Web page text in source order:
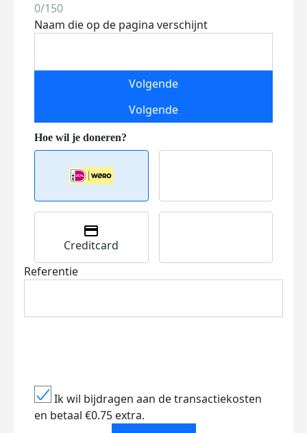
0/150
Naam die op de pagina verschijnt
Volgende
Volgende
Creditcard
Referentie
Ik wil bijdragen aan de transactiekosten
en betaal €0.75 extra.